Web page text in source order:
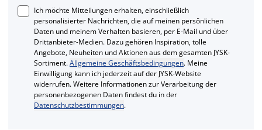
Ich möchte Mitteilungen erhalten, einschließlich
personalisierter Nachrichten, die auf meinen persönlichen
Daten und meinem Verhalten basieren, per E-Mail und über
Drittanbieter-Medien. Dazu gehören Inspiration, tolle
Angebote, Neuheiten und Aktionen aus dem gesamten JYSK-
Sortiment.Allgemeine Geschäftsbedingungen. Meine
Einwilligung kann ich jederzeit auf der JYSK-Website
widerrufen. Weitere Informationen zur Verarbeitung der
personenbezogenen Daten findest du in der
Datenschutzbestimmungen.